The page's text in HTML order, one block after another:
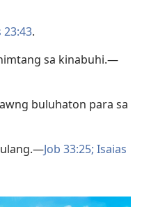
23:43.
sa kinabuhi.—
buluhaton para sa
Job 33:25; Isaias